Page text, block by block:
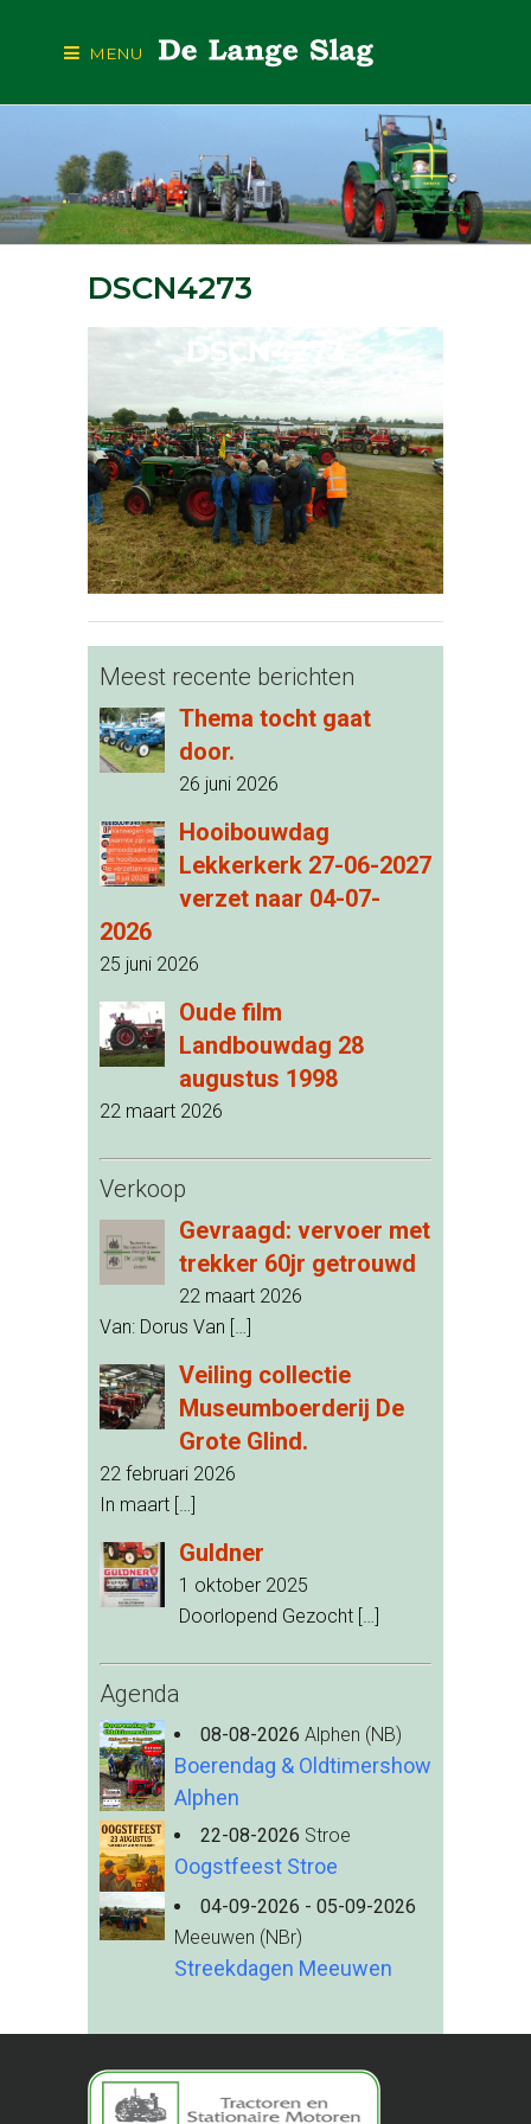
MENU
DSCN4273
DSCN4273
Meest recente berichten
Thema tocht gaat
door.
26 juni 2026
Hooibouwdag
Lekkerkerk 27-06-2027
verzet naar 04-07-
2026
25 juni 2026
Oude film
Landbouwdag 28
augustus 1998
22 maart 2026
Verkoop
Gevraagd: vervoer met
trekker 60jr getrouwd
22 maart 2026
Van: Dorus Van […]
Veiling collectie
Museumboerderij De
Grote Glind.
22 februari 2026
In maart […]
Guldner
1 oktober 2025
Doorlopend Gezocht […]
Agenda
08-08-2026 Alphen (NB)
Boerendag & Oldtimershow
Alphen
22-08-2026 Stroe
Oogstfeest Stroe
04-09-2026 - 05-09-2026
Meeuwen (NBr)
Streekdagen Meeuwen